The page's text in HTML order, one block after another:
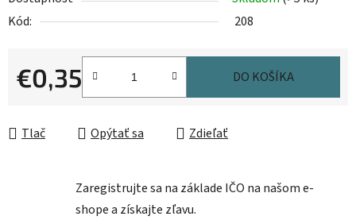
Kód:
208
€0,35
Jednotková cena:
DO KOŠÍKA
Tlač Opýtať sa Zdieľať
Zaregistrujte sa na základe IČO na našom e-
shope a získajte zľavu.